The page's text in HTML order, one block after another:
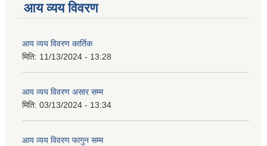
आय व्यय विवरण
आय व्यय विवरण कार्तिक
मिति: 11/13/2024 - 13:28
आय व्यय विवरण असार सम्म
मिति: 03/13/2024 - 13:34
आय व्यय विवरण फागुन सम्म